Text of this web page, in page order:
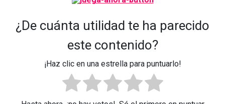
¿De cuánta utilidad te ha parecido
este contenido?
¡Haz clic en una estrella para puntuarlo!